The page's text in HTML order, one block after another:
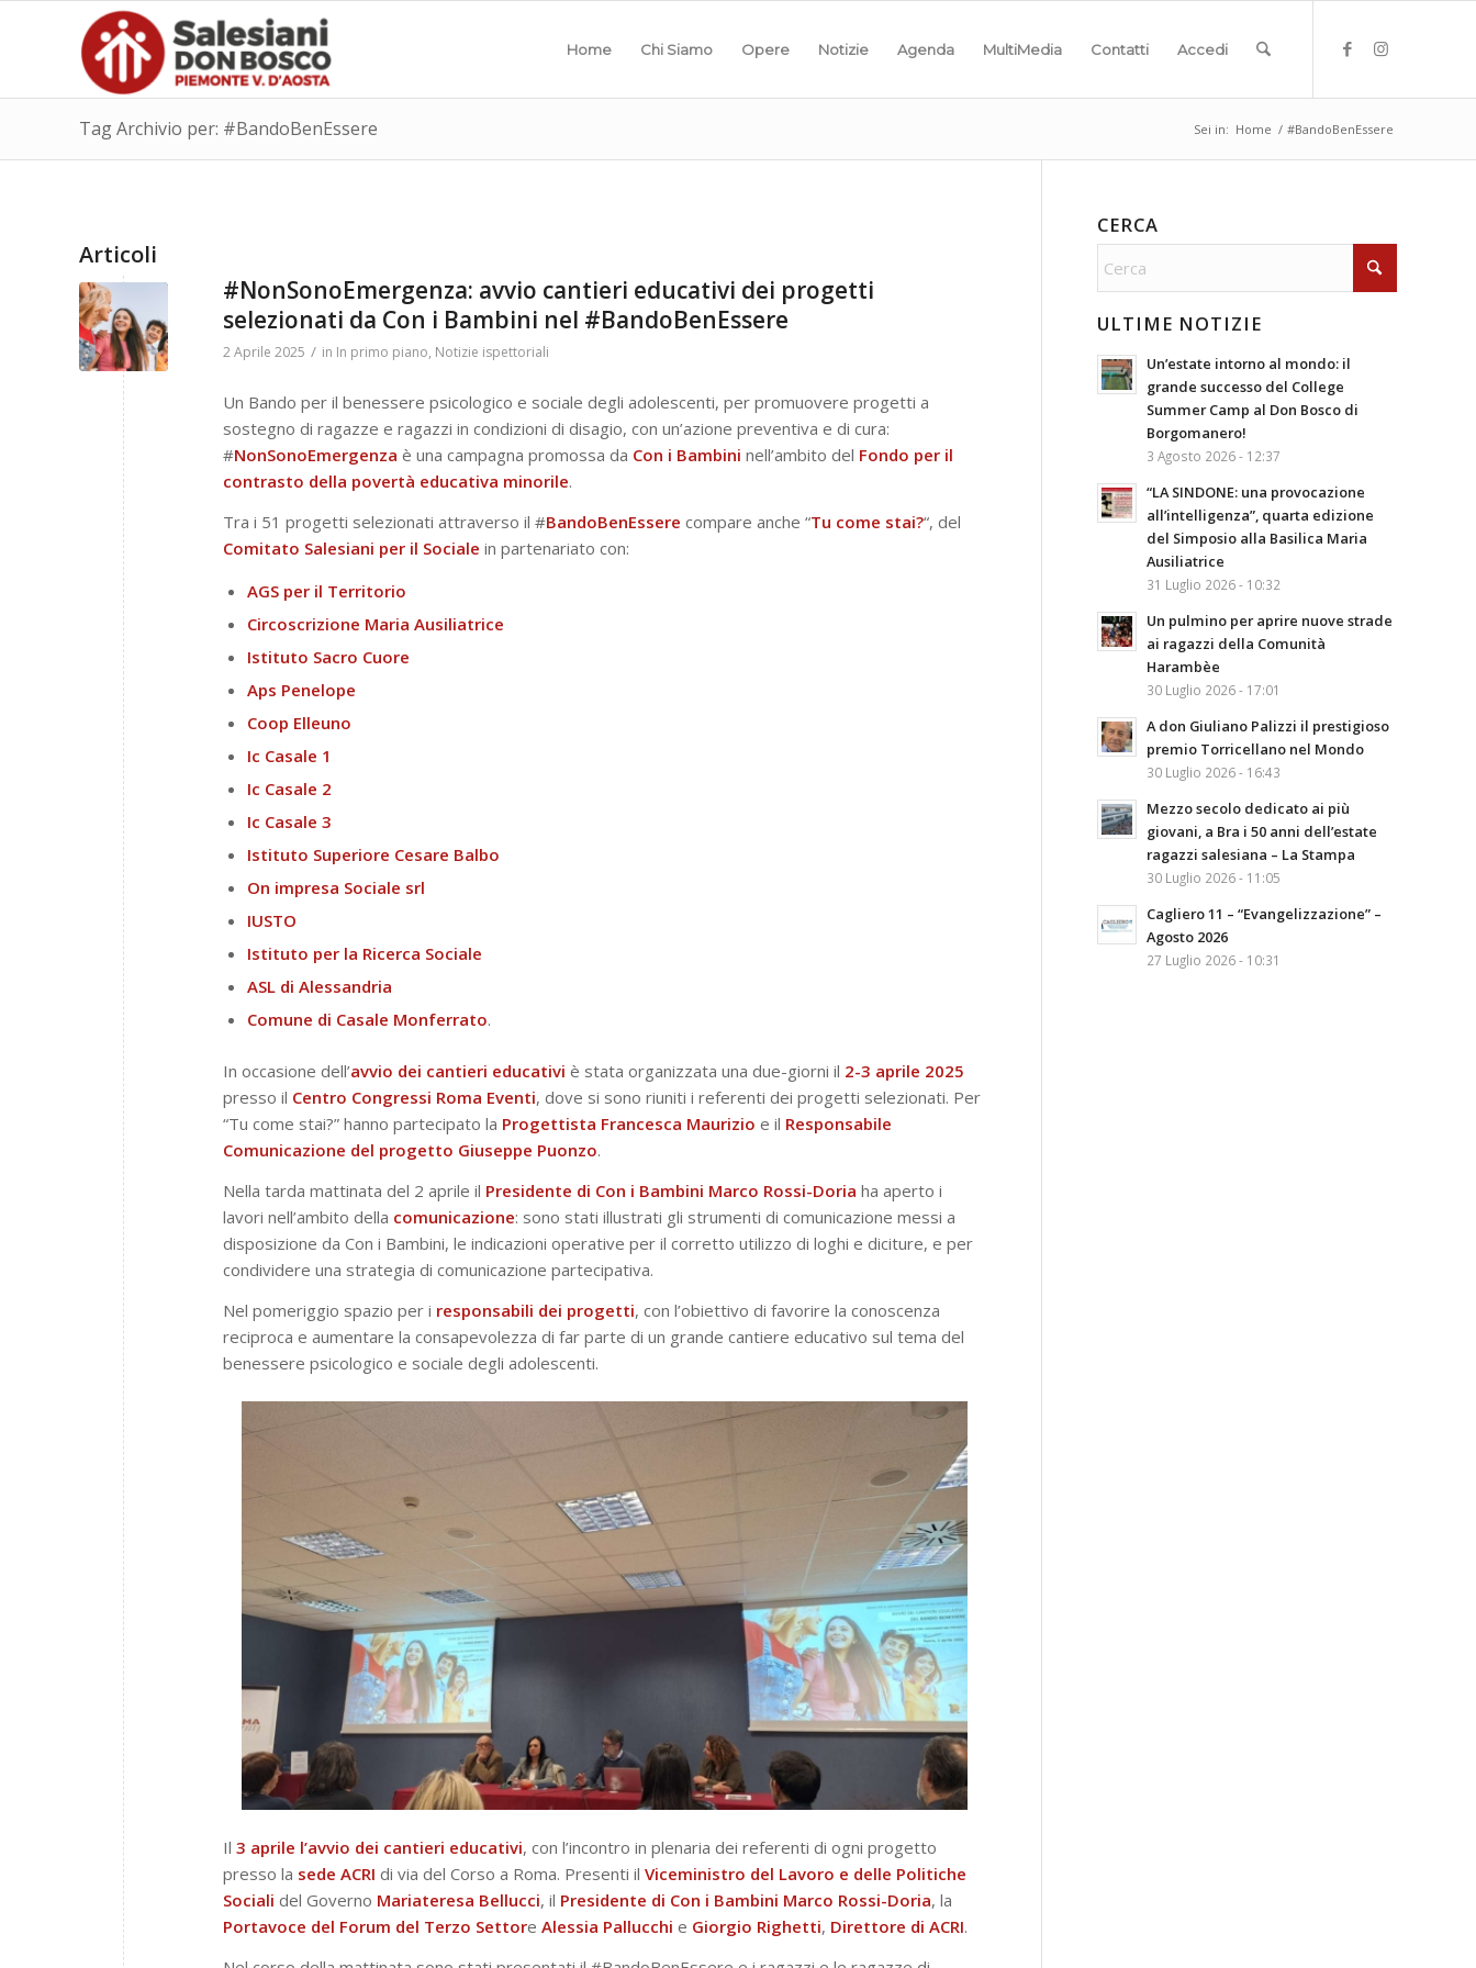
Home Chi Siamo Opere Notizie Agenda MultiMedia Contatti Accedi
Tag Archivio per: #BandoBenEssere Sei in: Home / #BandoBenEssere
Articoli
#NonSonoEmergenza: avvio cantieri educativi dei progetti
selezionati da Con i Bambini nel #BandoBenEssere
2 Aprile 2025 / in In primo piano, Notizie ispettoriali
Un Bando per il benessere psicologico e sociale degli adolescenti, per promuovere progetti a
sostegno di ragazze e ragazzi in condizioni di disagio, con un’azione preventiva e di cura:
#NonSonoEmergenza è una campagna promossa da Con i Bambini nell’ambito del Fondo per il
contrasto della povertà educativa minorile.
Tra i 51 progetti selezionati attraverso il #BandoBenEssere compare anche “Tu come stai?“, del
Comitato Salesiani per il Sociale in partenariato con:
AGS per il Territorio
Circoscrizione Maria Ausiliatrice
Istituto Sacro Cuore
Aps Penelope
Coop Elleuno
Ic Casale 1
Ic Casale 2
Ic Casale 3
Istituto Superiore Cesare Balbo
On impresa Sociale srl
IUSTO
Istituto per la Ricerca Sociale
ASL di Alessandria
Comune di Casale Monferrato.
In occasione dell’avvio dei cantieri educativi è stata organizzata una due-giorni il 2-3 aprile 2025
presso il Centro Congressi Roma Eventi, dove si sono riuniti i referenti dei progetti selezionati. Per
“Tu come stai?” hanno partecipato la Progettista Francesca Maurizio e il Responsabile
Comunicazione del progetto Giuseppe Puonzo.
Nella tarda mattinata del 2 aprile il Presidente di Con i Bambini Marco Rossi-Doria ha aperto i
lavori nell’ambito della comunicazione: sono stati illustrati gli strumenti di comunicazione messi a
disposizione da Con i Bambini, le indicazioni operative per il corretto utilizzo di loghi e diciture, e per
condividere una strategia di comunicazione partecipativa.
Nel pomeriggio spazio per i responsabili dei progetti, con l’obiettivo di favorire la conoscenza
reciproca e aumentare la consapevolezza di far parte di un grande cantiere educativo sul tema del
benessere psicologico e sociale degli adolescenti.
Il 3 aprile l’avvio dei cantieri educativi, con l’incontro in plenaria dei referenti di ogni progetto
presso la sede ACRI di via del Corso a Roma. Presenti il Viceministro del Lavoro e delle Politiche
Sociali del Governo Mariateresa Bellucci, il Presidente di Con i Bambini Marco Rossi-Doria, la
Portavoce del Forum del Terzo Settore Alessia Pallucchi e Giorgio Righetti, Direttore di ACRI.
CERCA
ULTIME NOTIZIE
Un’estate intorno al mondo: il
grande successo del College
Summer Camp al Don Bosco di
Borgomanero!
3 Agosto 2026 - 12:37
“LA SINDONE: una provocazione
all’intelligenza”, quarta edizione
del Simposio alla Basilica Maria
Ausiliatrice
31 Luglio 2026 - 10:32
Un pulmino per aprire nuove strade
ai ragazzi della Comunità
Harambèe
30 Luglio 2026 - 17:01
A don Giuliano Palizzi il prestigioso
premio Torricellano nel Mondo
30 Luglio 2026 - 16:43
Mezzo secolo dedicato ai più
giovani, a Bra i 50 anni dell’estate
ragazzi salesiana – La Stampa
30 Luglio 2026 - 11:05
Cagliero 11 – “Evangelizzazione” –
Agosto 2026
27 Luglio 2026 - 10:31